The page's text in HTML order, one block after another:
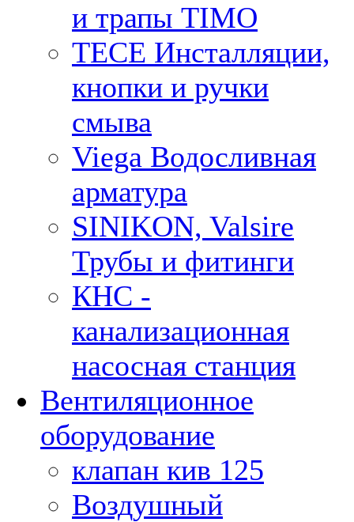
и трапы TIMO
TECE Инсталляции,
кнопки и ручки
смыва
Viega Водосливная
арматура
SINIKON, Valsire
Трубы и фитинги
КНС -
канализационная
насосная станция
Вентиляционное
оборудование
клапан кив 125
Воздушный